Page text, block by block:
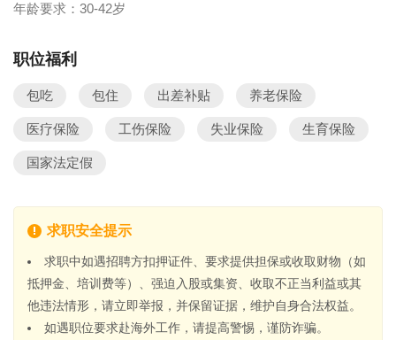
年龄要求：30-42岁
职位福利
包吃 包住 出差补贴 养老保险
医疗保险 工伤保险 失业保险 生育保险
国家法定假
求职安全提示
求职中如遇招聘方扣押证件、要求提供担保或收取财物（如
抵押金、培训费等）、强迫入股或集资、收取不正当利益或其
他违法情形，请立即举报，并保留证据，维护自身合法权益。
如遇职位要求赴海外工作，请提高警惕，谨防诈骗。